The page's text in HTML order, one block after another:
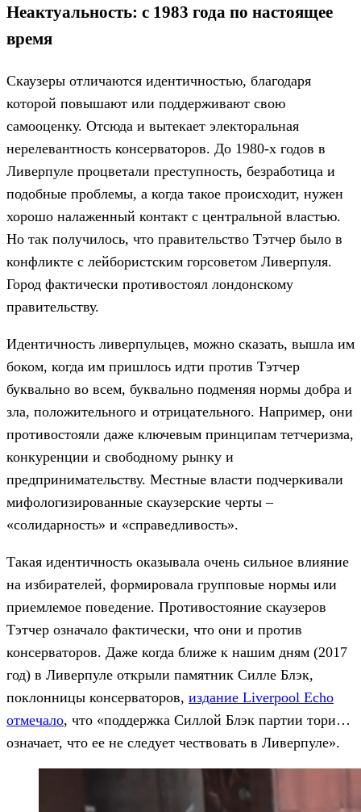
Неактуальность: с 1983 года по настоящее
время
Скаузеры отличаются идентичностью, благодаря
которой повышают или поддерживают свою
самооценку. Отсюда и вытекает электоральная
нерелевантность консерваторов. До 1980-х годов в
Ливерпуле процветали преступность, безработица и
подобные проблемы, а когда такое происходит, нужен
хорошо налаженный контакт с центральной властью.
Но так получилось, что правительство Тэтчер было в
конфликте с лейбористским горсоветом Ливерпуля.
Город фактически противостоял лондонскому
правительству.
Идентичность ливерпульцев, можно сказать, вышла им
боком, когда им пришлось идти против Тэтчер
буквально во всем, буквально подменяя нормы добра и
зла, положительного и отрицательного. Например, они
противостояли даже ключевым принципам тетчеризма,
конкуренции и свободному рынку и
предпринимательству. Местные власти подчеркивали
мифологизированные скаузерские черты –
«солидарность» и «справедливость».
Такая идентичность оказывала очень сильное влияние
на избирателей, формировала групповые нормы или
приемлемое поведение. Противостояние скаузеров
Тэтчер означало фактически, что они и против
консерваторов. Даже когда ближе к нашим дням (2017
год) в Ливерпуле открыли памятник Силле Блэк,
поклонницы консерваторов, издание Liverpool Echo
отмечало, что «поддержка Силлой Блэк партии тори…
означает, что ее не следует чествовать в Ливерпуле».